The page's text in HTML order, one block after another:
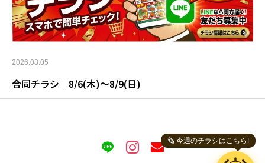
2026.08.05
合同チラシ｜8/6(木)〜8/9(日)
🗞️ 今週のチラシはこちら!
ニッコーサン
スーパーニッコー お助けボット